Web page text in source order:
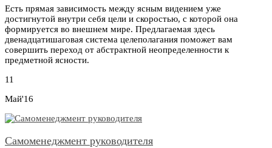
Есть прямая зависимость между ясным видением уже
достигнутой внутри себя цели и скоростью, с которой она
формируется во внешнем мире. Предлагаемая здесь
двенадцатишаговая система целеполагания поможет вам
совершить переход от абстрактной неопределенности к
предметной ясности.
11
Май'16
Самоменеджмент руководителя